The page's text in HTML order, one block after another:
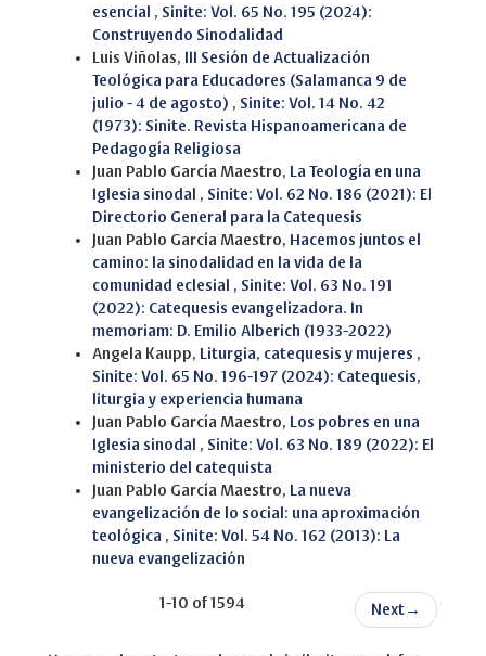
esencial , Sinite: Vol. 65 No. 195 (2024):
Construyendo Sinodalidad
Luis Viñolas,
III Sesión de Actualización
Teológica para Educadores (Salamanca 9 de
julio - 4 de agosto) , Sinite: Vol. 14 No. 42
(1973): Sinite. Revista Hispanoamericana de
Pedagogía Religiosa
Juan Pablo García Maestro,
La Teología en una
Iglesia sinodal , Sinite: Vol. 62 No. 186 (2021): El
Directorio General para la Catequesis
Juan Pablo García Maestro, Hacemos juntos el
camino: la sinodalidad en la vida de la
comunidad eclesial , Sinite: Vol. 63 No. 191
(2022): Catequesis evangelizadora. In
memoriam: D. Emilio Alberich (1933-2022)
Angela Kaupp,
Liturgia, catequesis y mujeres ,
Sinite: Vol. 65 No. 196-197 (2024): Catequesis,
liturgia y experiencia humana
Juan Pablo García Maestro,
Los pobres en una
Iglesia sinodal , Sinite: Vol. 63 No. 189 (2022): El
ministerio del catequista
Juan Pablo García Maestro,
La nueva
evangelización de lo social: una aproximación
teológica , Sinite: Vol. 54 No. 162 (2013): La
nueva evangelización
1-10 of 1594 Next →